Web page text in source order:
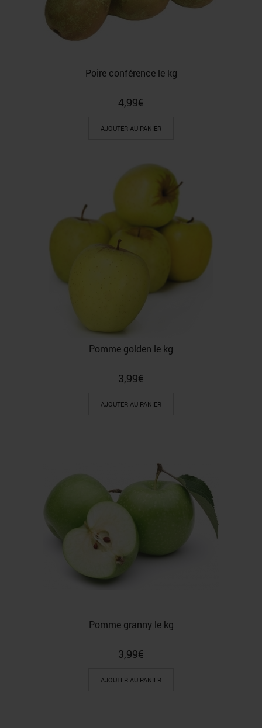
Poire conférence le kg
4,99€
AJOUTER AU PANIER
Pomme golden le kg
3,99€
AJOUTER AU PANIER
Pomme granny le kg
3,99€
AJOUTER AU PANIER